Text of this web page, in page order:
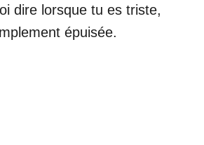
dire lorsque tu es triste,
épuisée.